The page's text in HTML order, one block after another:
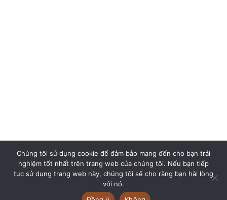
Chúng tôi sử dụng cookie để đảm bảo mang đến cho bạn trải
nghiệm tốt nhất trên trang web của chúng tôi. Nếu bạn tiếp
tục sử dụng trang web này, chúng tôi sẽ cho rằng bạn hài lòng
với nó.